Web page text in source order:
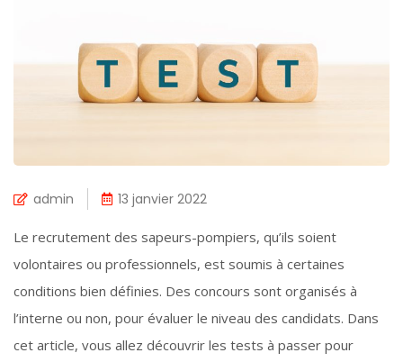
admin 13 janvier 2022
Le recrutement des sapeurs-pompiers, qu’ils soient
volontaires ou professionnels, est soumis à certaines
conditions bien définies. Des concours sont organisés à
l’interne ou non, pour évaluer le niveau des candidats. Dans
cet article, vous allez découvrir les tests à passer pour